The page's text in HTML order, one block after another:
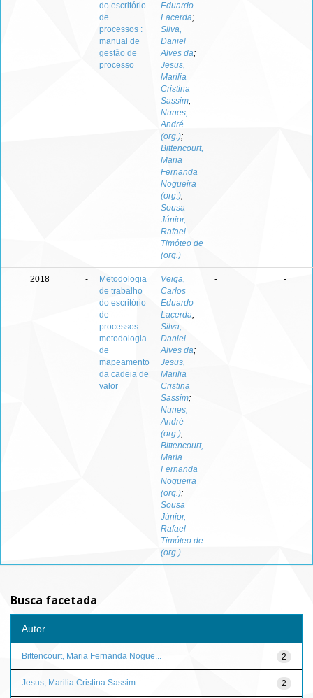
do escritório
de
processos :
manual de
gestão de
processo
Eduardo
Lacerda;
Silva,
Daniel
Alves da;
Jesus,
Marilia
Cristina
Sassim;
Nunes,
André
(org.);
Bittencourt,
Maria
Fernanda
Nogueira
(org.);
Sousa
Júnior,
Rafael
Timóteo de
(org.)
2018 -
Metodologia
de trabalho
do escritório
de
processos :
metodologia
de
mapeamento
da cadeia de
valor
Veiga,
Carlos
Eduardo
Lacerda;
Silva,
Daniel
Alves da;
Jesus,
Marilia
Cristina
Sassim;
Nunes,
André
(org.);
Bittencourt,
Maria
Fernanda
Nogueira
(org.);
Sousa
Júnior,
Rafael
Timóteo de
(org.)
- -
Busca facetada
Autor
2
Bittencourt, Maria Fernanda Nogue...
2
Jesus, Marilia Cristina Sassim